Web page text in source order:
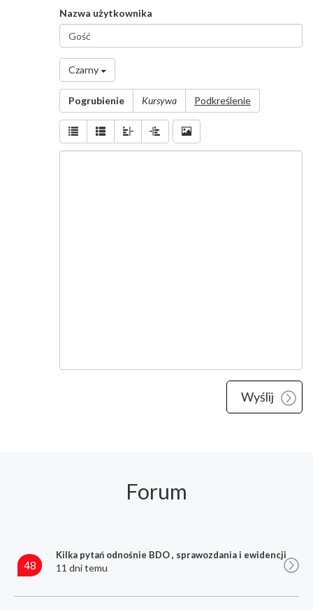
Nazwa użytkownika
Nazwa
użytkownika
*
Wiadomość
Czarny
Pogrubienie Kursywa Podkreślenie
Forum
48
Kilka pytań odnośnie BDO , sprawozdania i ewidencji
11 dni temu